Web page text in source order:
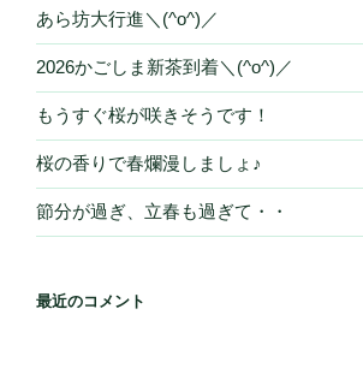
あら坊大行進＼(^o^)／
2026かごしま新茶到着＼(^o^)／
もうすぐ桜が咲きそうです！
桜の香りで春爛漫しましょ♪
節分が過ぎ、立春も過ぎて・・
最近のコメント